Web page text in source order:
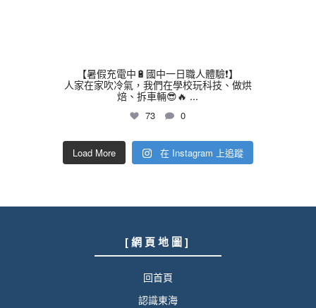
【暑假充電中🔋國中一日職人體驗❗】
人家在家吹冷氣，我們在學校玩科技、做烘
焙、拆車輛😎🔥 ...
73 0
Load More 在 Instagram 上追蹤
[ 網 頁 地 圖 ]
回首頁
認識東海